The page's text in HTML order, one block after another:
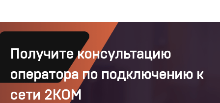
Получите консультацию
оператора по подключению к
сети 2КОМ